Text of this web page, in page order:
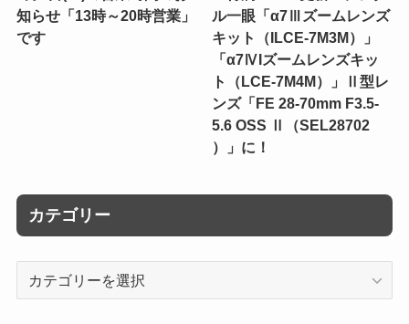
知らせ「13時～20時営業」
です
ル一眼「α7Ⅲズームレンズ
キット（ILCE-7M3M）」
「α7ⅣIズームレンズキッ
ト（LCE-7M4M）」Ⅱ型レ
ンズ「FE 28-70mm F3.5-
5.6 OSS Ⅱ（SEL28702
）」に！
カテゴリー